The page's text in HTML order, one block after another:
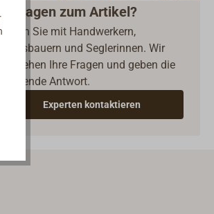
Fragen zum Artikel?
Reden Sie mit Handwerkern,
Bootsbauern und Seglerinnen. Wir
verstehen Ihre Fragen und geben die
passende Antwort.
Experten kontaktieren